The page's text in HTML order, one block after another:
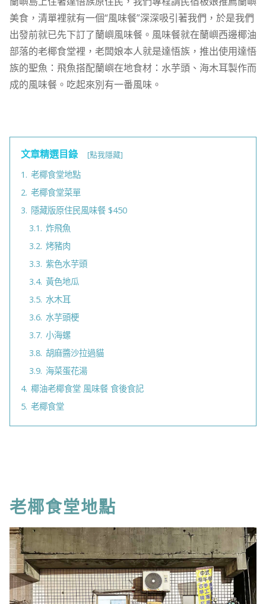
美食，清單裡就有一個“風味餐”深深吸引著我們，於是我們
出發前就已先下訂了蘭嶼風味餐。風味餐就在蘭嶼西邊椰油
部落的老椰食堂裡，老闆娘本人就是達悟族，推出使用達悟
族的聖魚：飛魚搭配蘭嶼在地食材：水芋頭、海木耳製作而
成的風味餐。吃起來別有一番風味。
文章精選目錄 [點我隱藏]
1. 老椰食堂地點
2. 老椰食堂菜單
3. 隱藏版原住民風味餐 $450
3.1. 炸飛魚
3.2. 烤豬肉
3.3. 紫色水芋頭
3.4. 黃色地瓜
3.5. 水木耳
3.6. 水芋頭梗
3.7. 小海螺
3.8. 胡麻醬沙拉過貓
3.9. 海菜蛋花湯
4. 椰油老椰食堂 風味餐 食後食記
5. 老椰食堂
老椰食堂地點